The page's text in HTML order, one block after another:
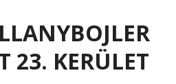
23. KERÜLET